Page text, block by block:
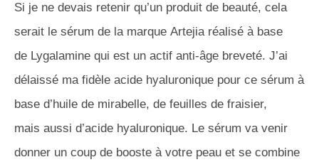
Si je ne devais retenir qu’un produit de beauté, cela
serait le sérum de la marque Artejia réalisé à base
de Lygalamine qui est un actif anti-âge breveté. J’ai
délaissé ma fidèle acide hyaluronique pour ce sérum à
base d’huile de mirabelle, de feuilles de fraisier,
mais aussi d’acide hyaluronique. Le sérum va venir
donner un coup de booste à votre peau et se combine